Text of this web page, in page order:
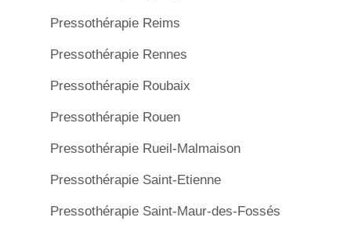
Pressothérapie Reims
Pressothérapie Rennes
Pressothérapie Roubaix
Pressothérapie Rouen
Pressothérapie Rueil-Malmaison
Pressothérapie Saint-Etienne
Pressothérapie Saint-Maur-des-Fossés